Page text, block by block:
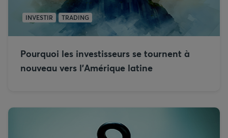
INVESTIR TRADING
Pourquoi les investisseurs se tournent à
nouveau vers l’Amérique latine